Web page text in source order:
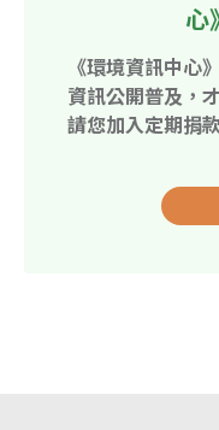
心
《環境資訊中心
資訊公開普及，
請您加入定期捐